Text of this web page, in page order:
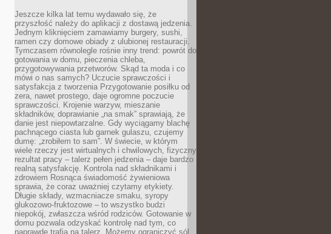
Jeszcze kilka lat temu wydawało się, że
przyszłość należy do aplikacji z dostawą jedzenia.
Jednym kliknięciem zamawiamy burgery, sushi,
ramen czy domowe obiady z ulubionej restauracji.
Tymczasem równolegle rośnie inny trend: powrót do
gotowania w domu, pieczenia chleba,
przygotowywania przetworów. Skąd ta moda i co
mówi o nas samych? Uczucie sprawczości i
satysfakcja z tworzenia Przygotowanie posiłku od
zera, nawet prostego, daje ogromne poczucie
sprawczości. Krojenie warzyw, mieszanie
składników, doprawianie „na smak” sprawiają, że
danie jest niepowtarzalne. Gdy wyciągamy blachę
pachnącego ciasta lub garnek gulaszu, czujemy
dumę: „zrobiłem to sam”. W świecie, w którym
wiele rzeczy jest wirtualnych i chwilowych, fizyczny
rezultat pracy – talerz pełen jedzenia – daje bardzo
realną satysfakcję. Kontrola nad składnikami i
zdrowiem Rosnąca świadomość żywieniowa
sprawia, że coraz uważniej czytamy etykiety.
Długie składy, wzmacniacze smaku, syropy
glukozowo-fruktozowe – to wszystko budzi
niepokój, zwłaszcza wśród rodziców. Gotowanie w
domu pozwala odzyskać kontrolę nad tym, co
naprawdę trafia na talerz. Możemy ograniczyć sól,